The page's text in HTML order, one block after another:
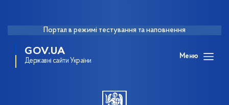
Портал в режимі тестування та наповнення
GOV.UA
Державні сайти України
Меню